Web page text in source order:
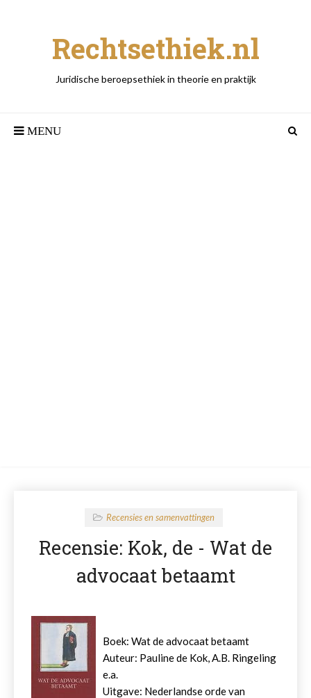
Rechtsethiek.nl
Juridische beroepsethiek in theorie en praktijk
Recensies en samenvattingen
Recensie: Kok, de - Wat de
advocaat betaamt
Boek: Wat de advocaat betaamt
Auteur: Pauline de Kok, A.B. Ringeling
e.a.
Uitgave: Nederlandse orde van